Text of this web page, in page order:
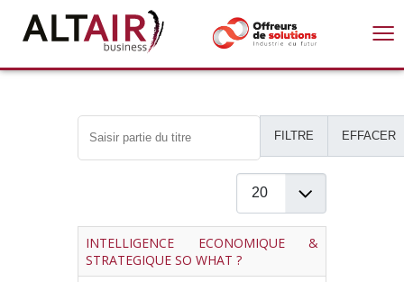
≡
Saisir partie du titre
FILTRE EFFACER
Afficher #
Titre
INTELLIGENCE ECONOMIQUE &
STRATEGIQUE SO WHAT ?